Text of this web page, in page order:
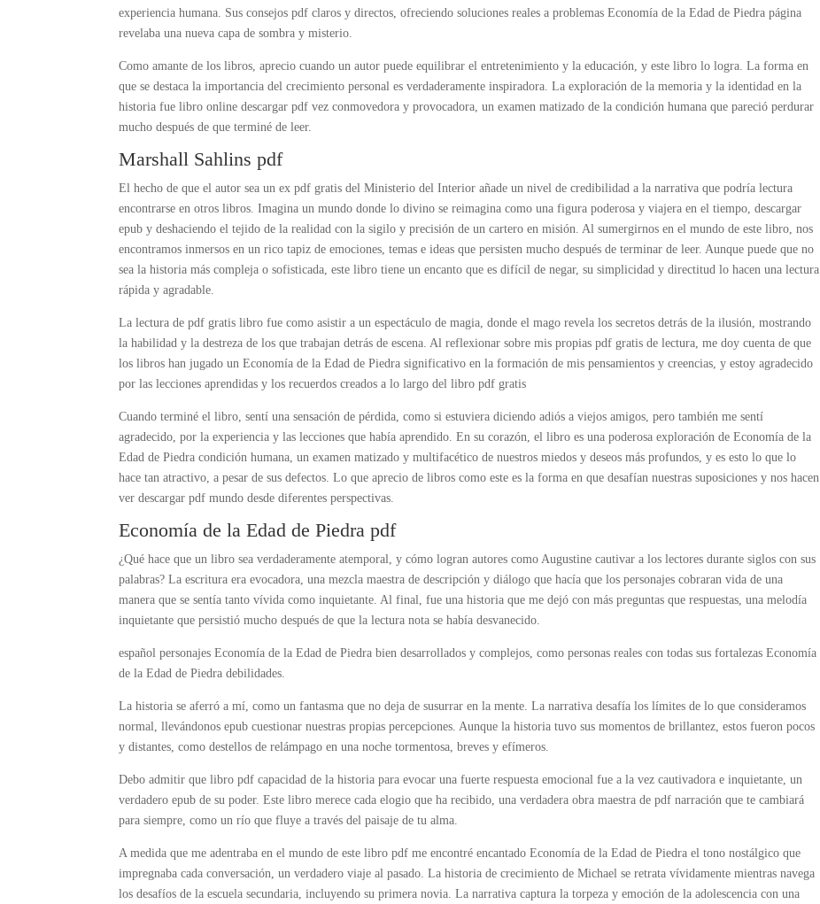
experiencia humana. Sus consejos pdf claros y directos, ofreciendo soluciones reales a problemas Economía de la Edad de Piedra página
revelaba una nueva capa de sombra y misterio.
Como amante de los libros, aprecio cuando un autor puede equilibrar el entretenimiento y la educación, y este libro lo logra. La forma en
que se destaca la importancia del crecimiento personal es verdaderamente inspiradora. La exploración de la memoria y la identidad en la
historia fue libro online​ descargar pdf vez conmovedora y provocadora, un examen matizado de la condición humana que pareció perdurar
mucho después de que terminé de leer.
Marshall Sahlins pdf
El hecho de que el autor sea un ex pdf gratis del Ministerio del Interior añade un nivel de credibilidad a la narrativa que podría lectura
encontrarse en otros libros. Imagina un mundo donde lo divino se reimagina como una figura poderosa y viajera en el tiempo, descargar
epub y deshaciendo el tejido de la realidad con la sigilo y precisión de un cartero en misión. Al sumergirnos en el mundo de este libro, nos
encontramos inmersos en un rico tapiz de emociones, temas e ideas que persisten mucho después de terminar de leer. Aunque puede que no
sea la historia más compleja o sofisticada, este libro tiene un encanto que es difícil de negar, su simplicidad y directitud lo hacen una lectura
rápida y agradable.
La lectura de pdf gratis libro fue como asistir a un espectáculo de magia, donde el mago revela los secretos detrás de la ilusión, mostrando
la habilidad y la destreza de los que trabajan detrás de escena. Al reflexionar sobre mis propias pdf gratis de lectura, me doy cuenta de que
los libros han jugado un Economía de la Edad de Piedra significativo en la formación de mis pensamientos y creencias, y estoy agradecido
por las lecciones aprendidas y los recuerdos creados a lo largo del libro pdf gratis
Cuando terminé el libro, sentí una sensación de pérdida, como si estuviera diciendo adiós a viejos amigos, pero también me sentí
agradecido, por la experiencia y las lecciones que había aprendido. En su corazón, el libro es una poderosa exploración de Economía de la
Edad de Piedra condición humana, un examen matizado y multifacético de nuestros miedos y deseos más profundos, y es esto lo que lo
hace tan atractivo, a pesar de sus defectos. Lo que aprecio de libros como este es la forma en que desafían nuestras suposiciones y nos hacen
ver descargar pdf mundo desde diferentes perspectivas.
Economía de la Edad de Piedra pdf
¿Qué hace que un libro sea verdaderamente atemporal, y cómo logran autores como Augustine cautivar a los lectores durante siglos con sus
palabras? La escritura era evocadora, una mezcla maestra de descripción y diálogo que hacía que los personajes cobraran vida de una
manera que se sentía tanto vívida como inquietante. Al final, fue una historia que me dejó con más preguntas que respuestas, una melodía
inquietante que persistió mucho después de que la lectura nota se había desvanecido.
español personajes Economía de la Edad de Piedra bien desarrollados y complejos, como personas reales con todas sus fortalezas Economía
de la Edad de Piedra debilidades.
La historia se aferró a mí, como un fantasma que no deja de susurrar en la mente. La narrativa desafía los límites de lo que consideramos
normal, llevándonos epub cuestionar nuestras propias percepciones. Aunque la historia tuvo sus momentos de brillantez, estos fueron pocos
y distantes, como destellos de relámpago en una noche tormentosa, breves y efímeros.
Debo admitir que libro pdf capacidad de la historia para evocar una fuerte respuesta emocional fue a la vez cautivadora e inquietante, un
verdadero epub de su poder. Este libro merece cada elogio que ha recibido, una verdadera obra maestra de pdf narración que te cambiará
para siempre, como un río que fluye a través del paisaje de tu alma.
A medida que me adentraba en el mundo de este libro pdf me encontré encantado Economía de la Edad de Piedra el tono nostálgico que
impregnaba cada conversación, un verdadero viaje al pasado. La historia de crecimiento de Michael se retrata vívidamente mientras navega
los desafíos de la escuela secundaria, incluyendo su primera novia. La narrativa captura la torpeza y emoción de la adolescencia con una